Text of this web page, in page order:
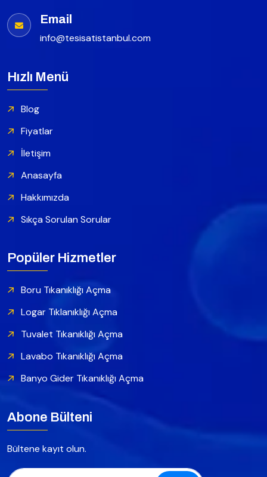
Email
info@tesisatistanbul.com
Hızlı Menü
Blog
Fiyatlar
İletişim
Anasayfa
Hakkımızda
Sıkça Sorulan Sorular
Popüler Hizmetler
Boru Tıkanıklığı Açma
Logar Tıklanıklığı Açma
Tuvalet Tıkanıklığı Açma
Lavabo Tıkanıklığı Açma
Banyo Gider Tıkanıklığı Açma
Abone Bülteni
Bültene kayıt olun.